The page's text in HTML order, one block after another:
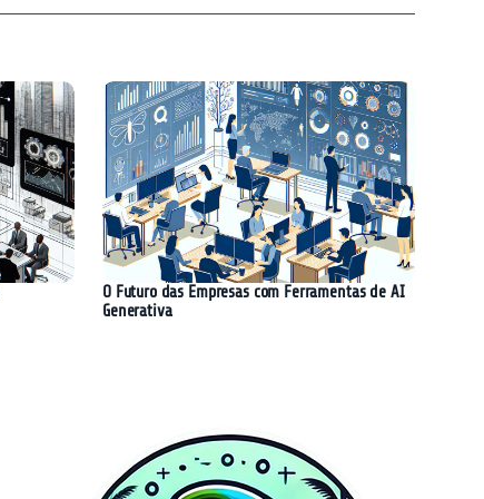
O Futuro das Empresas com Ferramentas de AI
Generativa